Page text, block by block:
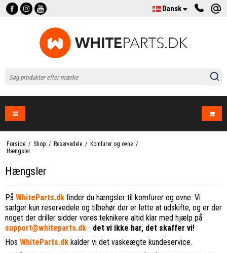
Dansk
Forside / Shop / Reservedele / Komfurer og ovne /
Hængsler
Hængsler
På WhiteParts.dk finder du hængsler til komfurer og ovne. Vi
sælger kun reservedele og tilbehør der er lette at udskifte, og er der
noget der driller sidder vores teknikere altid klar med hjælp på
support@whiteparts.dk - det vi ikke har, det skaffer vi!
Hos WhiteParts.dk kalder vi det vaskeægte kundeservice.